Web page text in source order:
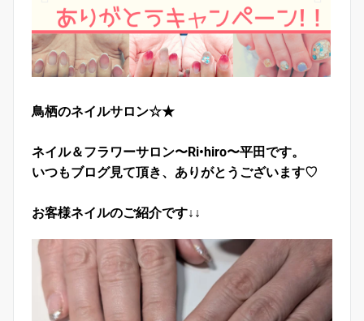
鳥栖のネイルサロン☆★
ネイル＆フラワーサロン〜Ri•hiro〜平田です。
いつもブログ見て頂き、ありがとうございます♡
お客様ネイルのご紹介です↓↓